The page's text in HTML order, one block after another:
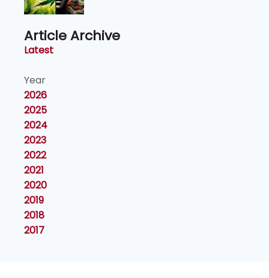
Article Archive
Latest
Year
2026
2025
2024
2023
2022
2021
2020
2019
2018
2017